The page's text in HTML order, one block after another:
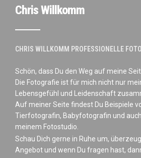
Chris Willkomm
CHRIS WILLKOMM PROFESSIONELLE
Schön, dass Du den Weg auf meine
Die Fotografie ist für mich nicht nur
Lebensgefühl und Leidenschaft
Auf meiner Seite findest Du Beispiele
Tierfotografin, Babyfotografin und
meinem Fotostudio.
Schau Dich gerne in Ruhe um,
Angebot und wenn Du fragen hast,